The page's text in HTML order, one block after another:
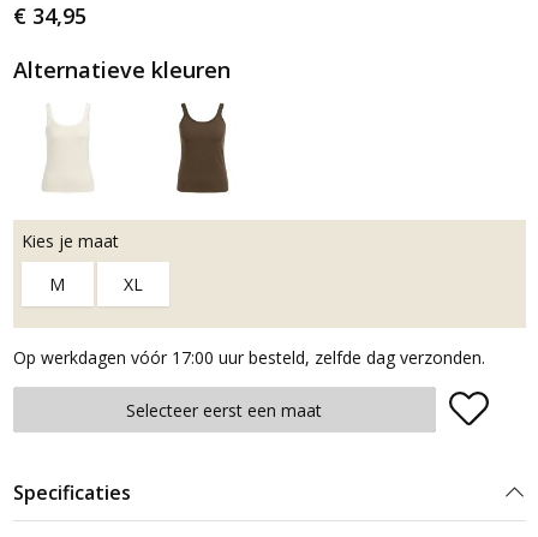
€ 34,95
Alternatieve kleuren
Kies je maat
M
XL
Op werkdagen vóór 17:00 uur besteld, zelfde dag verzonden.
Plaats in winkelmand
Selecteer eerst een maat
Specificaties